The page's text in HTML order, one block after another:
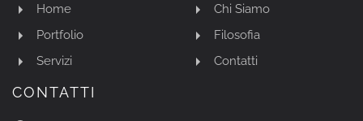
Home
Portfolio
Servizi
Chi Siamo
Filosofia
Contatti
CONTATTI